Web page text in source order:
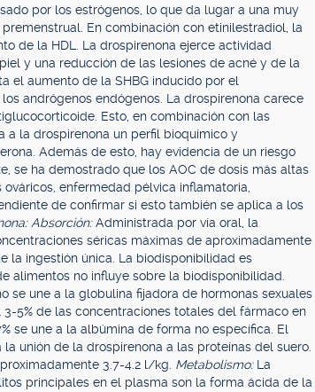
por los estrógenos, lo que da lugar a una muy
En combinación con etinilestradiol, la
de la HDL. La drospirenona ejerce actividad
y una reducción de las lesiones de acné y de la
el aumento de la SHBG inducido por el
andrógenos endógenos. La drospirenona carece
Esto, en combinación con las
a la drospirenona un perfil bioquímico y
Además de esto, hay evidencia de un riesgo
se ha demostrado que los AOC de dosis más altas
enfermedad pélvica inflamatoria,
de confirmar si esto también se aplica a los
Absorción:Administrada por vía oral, la
séricas máximas de aproximadamente
la ingestión única. La biodisponibilidad es
alimentos no influye sobre la biodisponibilidad.
se une a la globulina fijadora de hormonas sexuales
5% de las concentraciones totales del fármaco en
se une a la albúmina de forma no específica. El
unión de la drospirenona a las proteínas del suero.
3.7-4.2 l/kg. Metabolismo: La
principales en el plasma son la forma ácida de la